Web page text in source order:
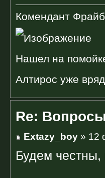
Комендант
Нашел на
Алтирос уже
Re:
Extazy_boy » 12
Будем честны,